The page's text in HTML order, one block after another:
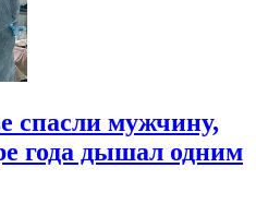
спасли мужчину,
года дышал одним